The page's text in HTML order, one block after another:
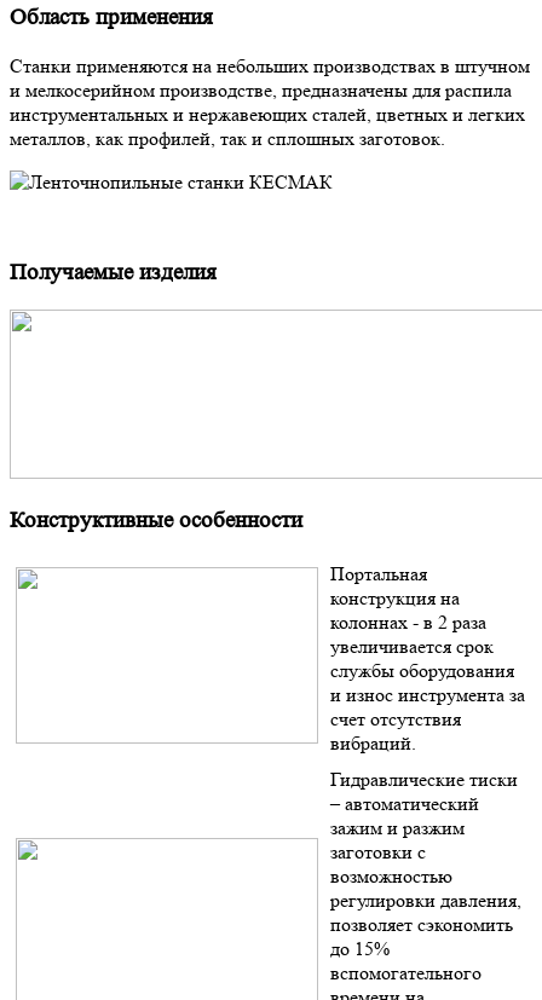
Область применения
Станки применяются на небольших производствах в штучном
и мелкосерийном производстве, предназначены для распила
инструментальных и нержавеющих сталей, цветных и легких
металлов, как профилей, так и сплошных заготовок.
Получаемые изделия
Конструктивные особенности
Портальная
конструкция на
колоннах - в 2 раза
увеличивается срок
службы оборудования
и износ инструмента за
счет отсутствия
вибраций.
Гидравлические тиски
– автоматический
зажим и разжим
заготовки с
возможностью
регулировки давления,
позволяет сэкономить
до 15%
вспомогательного